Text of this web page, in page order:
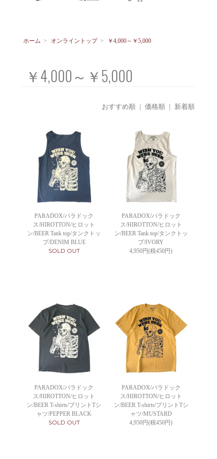
ホーム > オンライントップ > ￥4,000～￥5,000
￥4,000～￥5,000
おすすめ順 価格順 | 新着順
PARADOX/パラドック
ス/HIROTTON/ヒロット
ン/BEER Tank top/タンクトッ
プ/DENIM BLUE
SOLD OUT
PARADOX/パラドック
ス/HIROTTON/ヒロット
ン/BEER Tank top/タンクトッ
プ/IVORY
4,950円(税450円)
PARADOX/パラドック
ス/HIROTTON/ヒロット
ン/BEER T-shirts/プリントTシ
ャツ/PEPPER BLACK
SOLD OUT
PARADOX/パラドック
ス/HIROTTON/ヒロット
ン/BEER T-shirts/プリントTシ
ャツ/MUSTARD
4,950円(税450円)